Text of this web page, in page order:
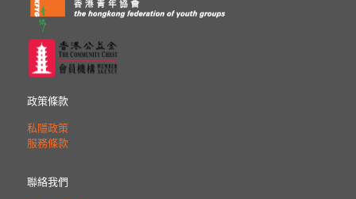
政策條款
私隱政策
服務條款
聯絡我們